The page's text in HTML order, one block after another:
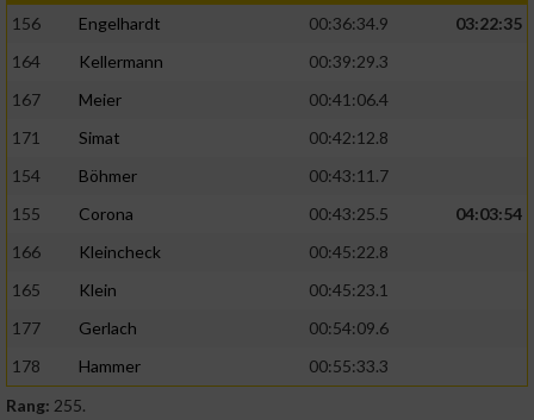
156 Engelhardt 00:36:34.9
03:22:35
164
Kellermann
00:39:29.3
167
Meier
00:41:06.4
171
Simat
00:42:12.8
154
Böhmer
00:43:11.7
155
Corona 00:43:25.5
04:03:54
166
Kleincheck
00:45:22.8
165
Klein
00:45:23.1
177
Gerlach
00:54:09.6
178
Hammer
00:55:33.3
Rang: 255.